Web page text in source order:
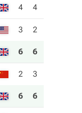
4 4
3 2
6 6
2 3
6 6